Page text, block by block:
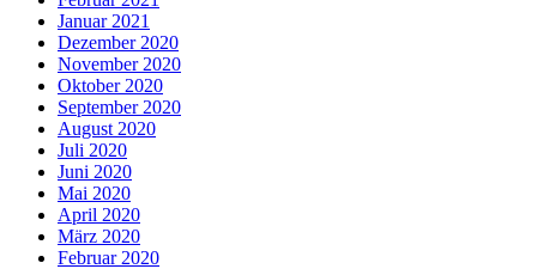
Januar 2021
Dezember 2020
November 2020
Oktober 2020
September 2020
August 2020
Juli 2020
Juni 2020
Mai 2020
April 2020
März 2020
Februar 2020